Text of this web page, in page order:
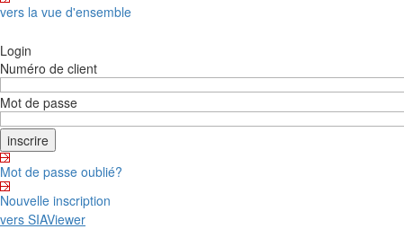
vers la vue d'ensemble
Login
Numéro de client
Mot de passe
Mot de passe oublié?
Nouvelle inscription
vers SIAViewer